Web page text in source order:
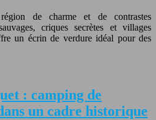
de charme et de contrastes
criques secrètes et villages
un écrin de verdure idéal pour des
: camping de
un cadre historique